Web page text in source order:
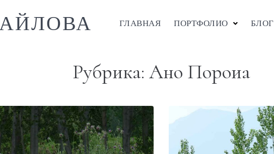
ГЛАВНАЯ ПОРТФОЛИО БЛОГ
Рубрика: Ано Пороиа